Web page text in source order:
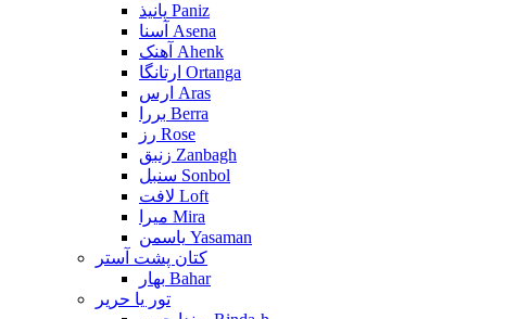
پانیذ Paniz
آسنا Asena
آهنک Ahenk
ارتانگا Ortanga
ارس Aras
بررا Berra
رز Rose
زنبق Zanbagh
سنبل Sonbol
لافت Loft
میرا Mira
یاسمن Yasaman
کتان پشت آستر
بهار Bahar
تور یا حریر